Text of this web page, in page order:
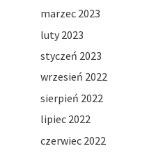
marzec 2023
luty 2023
styczeń 2023
wrzesień 2022
sierpień 2022
lipiec 2022
czerwiec 2022